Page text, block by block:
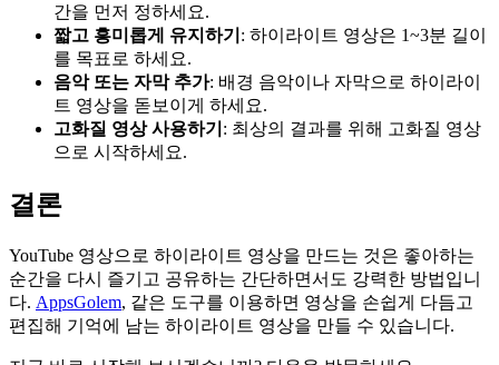
간을 먼저 정하세요.
짧고 흥미롭게 유지하기 : 하이라이트 영상은 1~3분 길이
를 목표로 하세요.
음악 또는 자막 추가: 배경 음악이나 자막으로 하이라이
트 영상을 돋보이게 하세요.
고화질 영상 사용하기 : 최상의 결과를 위해 고화질 영상
으로 시작하세요.
결론
YouTube 영상으로 하이라이트 영상을 만드는 것은 좋아하는
순간을 다시 즐기고 공유하는 간단하면서도 강력한 방법입니
다. AppsGolem, 같은 도구를 이용하면 영상을 손쉽게 다듬고
편집해 기억에 남는 하이라이트 영상을 만들 수 있습니다.